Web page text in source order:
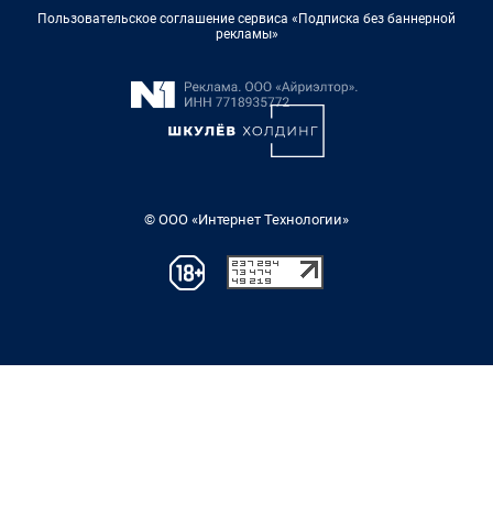
Пользовательское соглашение сервиса «Подписка без баннерной
рекламы»
© ООО «Интернет Технологии»